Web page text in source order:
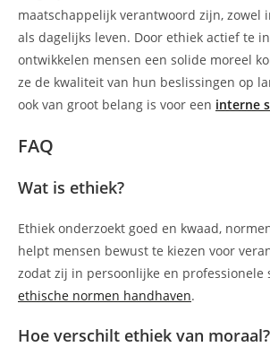
maatschappelijk verantwoord zijn, zowel
als dagelijks leven. Door ethiek actief te
ontwikkelen mensen een solide moreel
ze de kwaliteit van hun beslissingen op
ook van groot belang is voor een interne
FAQ
Wat is ethiek?
Ethiek onderzoekt goed en kwaad,
helpt mensen bewust te kiezen voor
zodat zij in persoonlijke en professionele
ethische normen handhaven.
Hoe verschilt ethiek van moraal?